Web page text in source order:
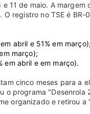
11 de maio. A
O registro no TSE é
abril e 51% em março);
março);
em abril e em março).
cinco meses para a
o programa
organizado e retirou